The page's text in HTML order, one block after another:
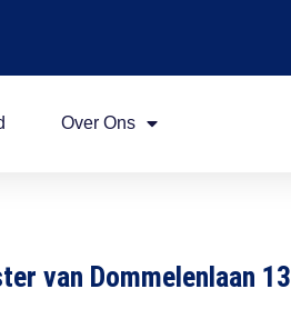
Over Ons
van Dommelenlaan 13